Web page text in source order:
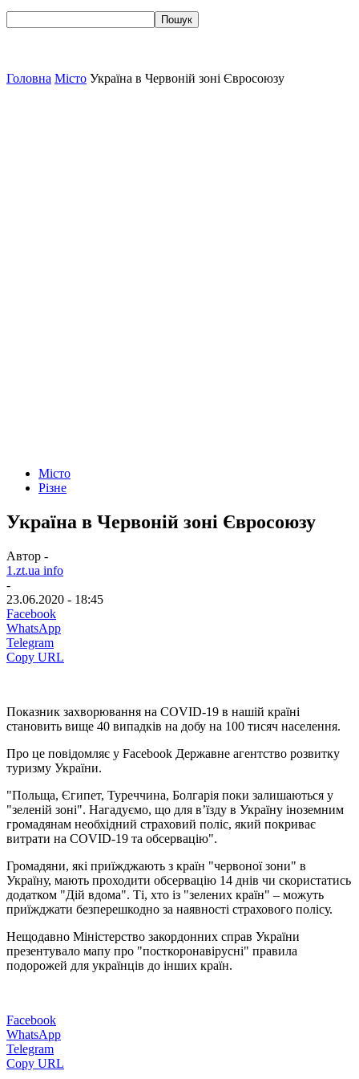
Головна Місто Україна в Червоній зоні Євросоюзу
Місто
Різне
Україна в Червоній зоні Євросоюзу
Автор -
1.zt.ua info
-
23.06.2020 - 18:45
Facebook
WhatsApp
Telegram
Copy URL
Показник захворювання на COVID-19 в нашій країні
становить вище 40 випадків на добу на 100 тисяч населення.
Про це повідомляє у Facebook Державне агентство розвитку
туризму України.
"Польща, Єгипет, Туреччина, Болгарія поки залишаються у
"зеленій зоні". Нагадуємо, що для в’їзду в Україну іноземним
громадянам необхідний страховий поліс, який покриває
витрати на COVID-19 та обсервацію".
Громадяни, які приїжджають з країн "червоної зони" в
Україну, мають проходити обсервацію 14 днів чи скористатись
додатком "Дій вдома". Ті, хто із "зелених країн" – можуть
приїжджати безперешкодно за наявності страхового полісу.
Нещодавно Міністерство закордонних справ України
презентувало мапу про "посткоронавірусні" правила
подорожей для українців до інших країн.
Facebook
WhatsApp
Telegram
Copy URL